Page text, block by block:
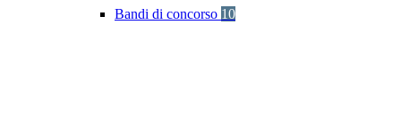
Bandi di concorso 10